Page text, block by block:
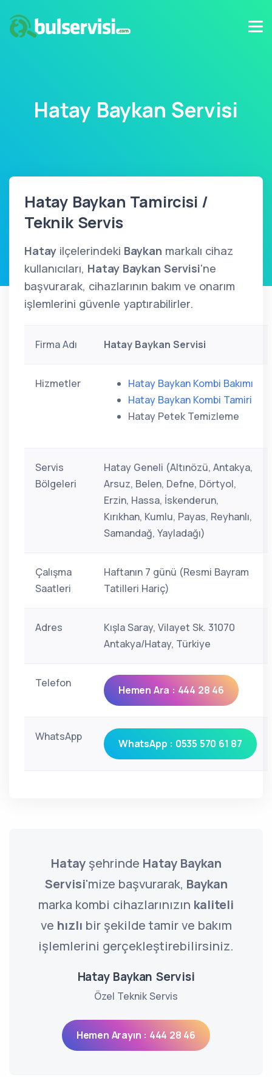
Hatay Baykan Servisi
Hatay Baykan Tamircisi /
Teknik Servis
Hatay ilçelerindeki Baykan markalı cihaz
kullanıcıları, Hatay Baykan Servisi'ne
başvurarak, cihazlarının bakım ve onarım
işlemlerini güvenle yaptırabilirler.
Firma Adı Hatay Baykan Servisi
Hizmetler
Hatay Baykan Kombi Bakımı
Hatay Baykan Kombi Tamiri
Hatay Petek Temizleme
Servis
Bölgeleri
Hatay Geneli (Altınözü, Antakya,
Arsuz, Belen, Defne, Dörtyol,
Erzin, Hassa, İskenderun,
Kırıkhan, Kumlu, Payas, Reyhanlı,
Samandağ, Yayladağı)
Çalışma
Saatleri
Haftanın 7 günü (Resmi Bayram
Tatilleri Hariç)
Adres
Kışla Saray, Vilayet Sk. 31070
Antakya/Hatay, Türkiye
Telefon
Hemen Ara : 444 28 46
WhatsApp
WhatsApp : 0535 570 61 87
Hatayşehrinde Hatay Baykan
Servisi'mize başvurarak, Baykan
marka kombi cihazlarınızın kaliteli
ve hızlı bir şekilde tamir ve bakım
işlemlerini gerçekleştirebilirsiniz.
Hatay Baykan Servisi
Özel Teknik Servis
Hemen Arayın : 444 28 46